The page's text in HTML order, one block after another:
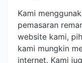
Kami
pemasaran
website kami,
kami mungkin
internet. Kami